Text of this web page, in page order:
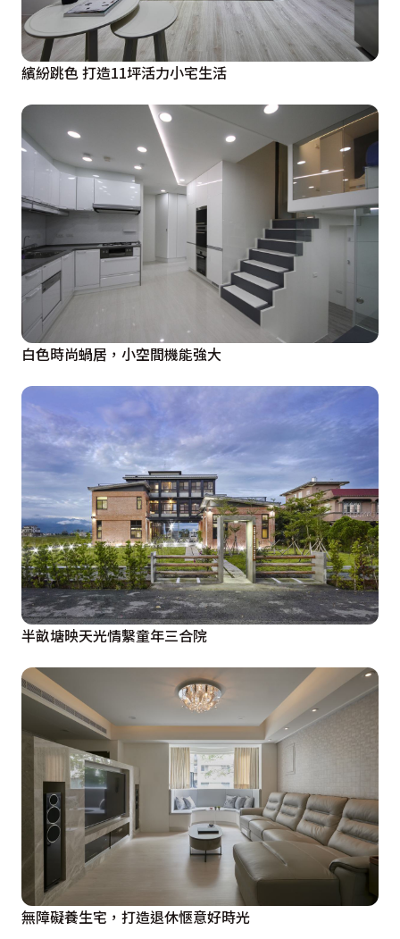
以輕質水泥規劃樓上地板，再鋪上拋光石英磚，讓行走二
樓夾層不僅穩固，也有静音效果。
調，搭配方塊與圓型的幾何設計，配合上主臥牆面的幾何
線條，彰顯出男主人的分明個性，一旁的鋁條與清玻璃，
調和空間的簡約與細膩，成為主臥空間的最佳藝術，另主
臥牆面的長型簍空方格展示櫃，不僅具有展示效果，也增
添臥眠時的空間情趣語彙。在本案中設計師以燈光、角度
及顏色層次及線條的比例安排，特別是觀察居住者的個性
特質，成功成就小坪數空間溫暖空間語彙…
繽紛跳色 打造11坪活力小宅生活
白色時尚蝸居，小空間機能強大
半畝塘映天光情繫童年三合院
無障礙養生宅，打造退休愜意好時光